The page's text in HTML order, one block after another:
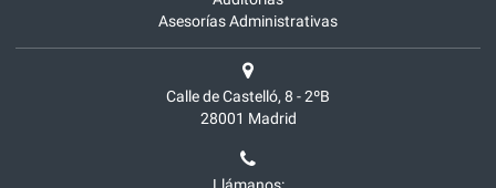
Asesorías Administrativas
Calle de Castelló, 8 - 2ºB
28001 Madrid